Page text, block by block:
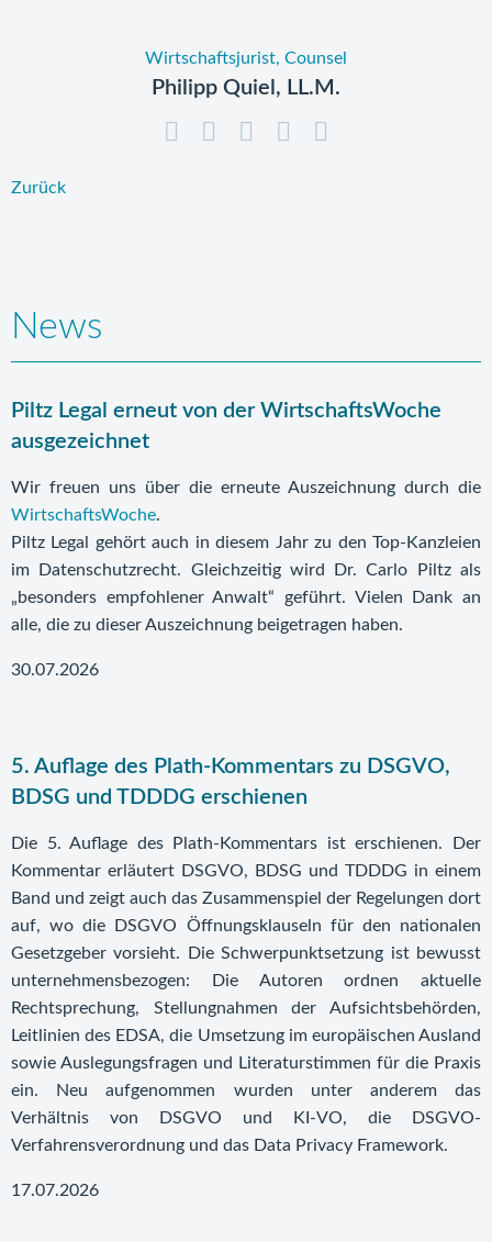
Wirtschaftsjurist, Counsel
Philipp Quiel, LL.M.
Zurück
News
Piltz Legal erneut von der WirtschaftsWoche
ausgezeichnet
Wir freuen uns über die erneute Auszeichnung durch die
WirtschaftsWoche.
Piltz Legal gehört auch in diesem Jahr zu den Top-Kanzleien
im Datenschutzrecht. Gleichzeitig wird Dr. Carlo Piltz als
„besonders empfohlener Anwalt“ geführt. Vielen Dank an
alle, die zu dieser Auszeichnung beigetragen haben.
30.07.2026
5. Auflage des Plath-Kommentars zu DSGVO,
BDSG und TDDDG erschienen
Die 5. Auflage des Plath-Kommentars ist erschienen. Der
Kommentar erläutert DSGVO, BDSG und TDDDG in einem
Band und zeigt auch das Zusammenspiel der Regelungen dort
auf, wo die DSGVO Öffnungsklauseln für den nationalen
Gesetzgeber vorsieht. Die Schwerpunktsetzung ist bewusst
unternehmensbezogen: Die Autoren ordnen aktuelle
Rechtsprechung, Stellungnahmen der Aufsichtsbehörden,
Leitlinien des EDSA, die Umsetzung im europäischen Ausland
sowie Auslegungsfragen und Literaturstimmen für die Praxis
ein. Neu aufgenommen wurden unter anderem das
Verhältnis von DSGVO und KI-VO, die DSGVO-
Verfahrensverordnung und das Data Privacy Framework.
17.07.2026